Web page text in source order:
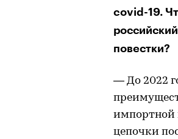
covid-19.
повестки?
— До 2022
импортной
цепочки